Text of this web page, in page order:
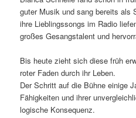
guter Musik und sang bereits als
ihre Lieblingssongs im Radio
großes Gesangstalent und
Bis heute zieht sich diese früh
roter Faden durch ihr Leben.
Der Schritt auf die Bühne einige
Fähigkeiten und ihrer
logische Konsequenz.